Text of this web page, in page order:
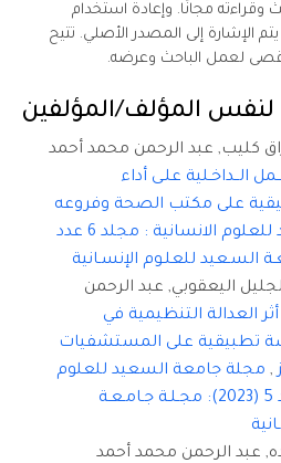
مجانًا. وإعادة استخدام
الإشارة إلى المصدر الأصلي. تتيح
لعمل الباحث وعرضه.
لنفس المؤلف/المؤلفين
كليب, عبد الرحمن محمد أحمد
الــداخـلية علـى أداء
على مكتب الصحة وفروعه
مجلة جامعة السعيد للعلوم الانسانية : مجلد 6 عدد
اليعقوبي, عبد الرحمن
أثر العدالة التنظيمية في
تطبيقية على المستشفيات
, مجلة جامعة السعيد للعلوم
الانسانية : مجلد 6 عدد 5 (2023): مجـلـة جـامـعـة
عبد الرحمن محمد أحمد